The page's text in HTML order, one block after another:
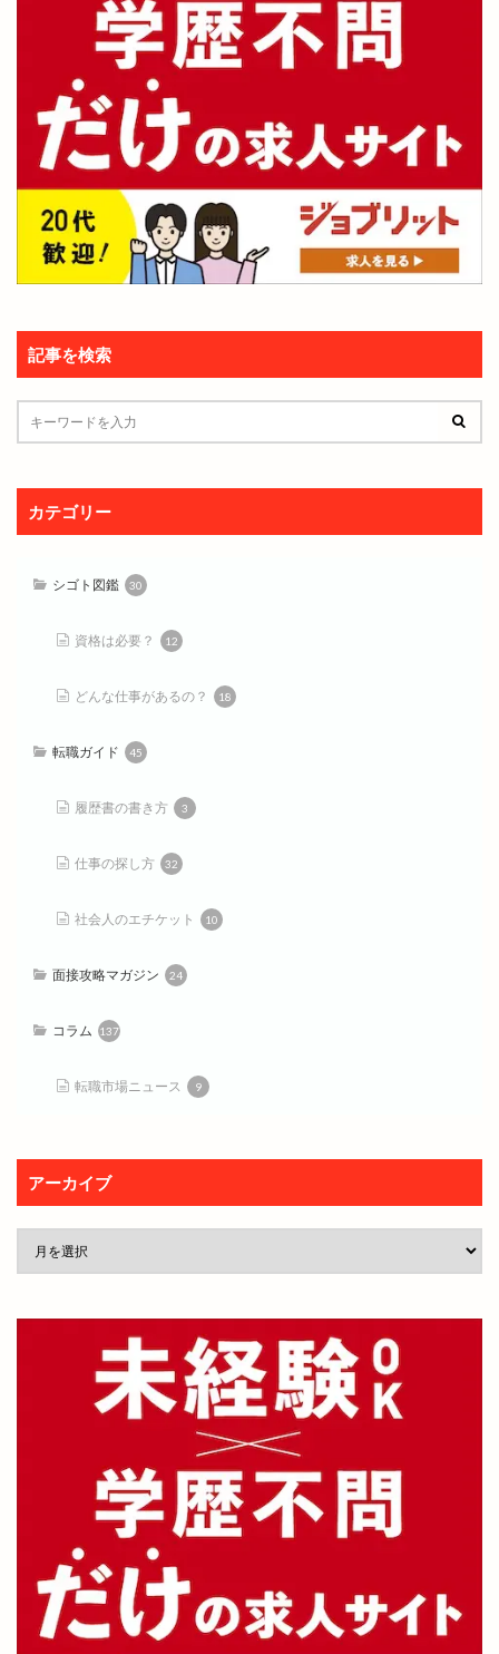
記事を検索
カテゴリー
シゴト図鑑 30
資格は必要？ 12
どんな仕事があるの？ 18
転職ガイド 45
履歴書の書き方 3
仕事の探し方 32
社会人のエチケット 10
面接攻略マガジン 24
コラム 137
転職市場ニュース 9
アーカイブ